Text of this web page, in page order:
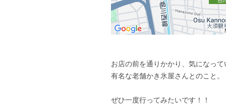
お店の前を通りかかり、気になっ
有名な老舗かき氷屋さんとのこと。
ぜひ一度行ってみたいです！！